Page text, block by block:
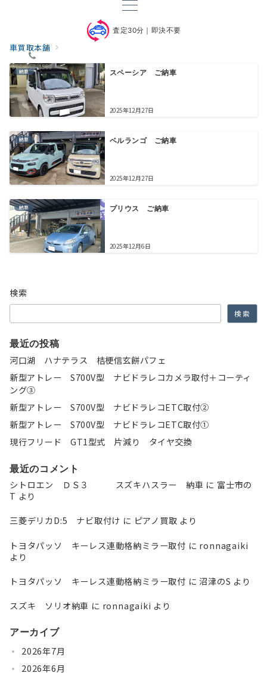
査定30分｜即決不要
055-963-1500
車買取本舗
納車 スペーシア ご納車
2025年12月27日
納車 ベルランゴ ご納車
2025年12月27日
納車 プリウス ご納車
2025年12月6日
検索
検索
最近の投稿
河口湖 ハナテラス 桔梗信玄餅パフェ
新型アトレー S700V型 ナビドラレコカメラ取付＋コーティ
ング③
新型アトレー S700V型 ナビドラレコETC取付②
新型アトレー S700V型 ナビドラレコETC取付①
現行フリード GT1型式 片減り タイヤ交換
最近のコメント
シトロエン ＤＳ３ スズキハスラー 納車 に 富士市の
T より
三菱デリカD:5 ナビ取付け に ピアノ買取 より
トヨタパッソ キーレス連動格納ミラー取付 に ronnagaiki
より
トヨタパッソ キーレス連動格納ミラー取付 に沼津のS より
スズキ ソリオ納車 に ronnagaiki より
アーカイブ
2026年7月
2026年6月